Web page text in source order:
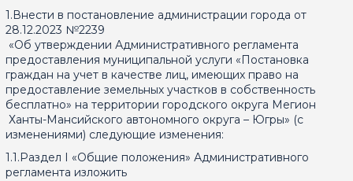
1.Внести в постановление администрации города от
28.12.2023 №2239
«Об утверждении Административного регламента
предоставления муниципальной услуги «Постановка
граждан на учет в качестве лиц, имеющих право на
предоставление земельных участков в собственность
бесплатно» на территории городского округа Мегион
Ханты-Мансийского автономного округа – Югры» (с
изменениями) следующие изменения:
1.1.Раздел I «Общие положения» Административного
регламента изложить